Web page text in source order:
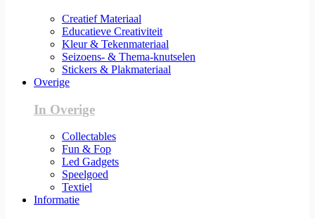
Creatief Materiaal
Educatieve Creativiteit
Kleur & Tekenmateriaal
Seizoens- & Thema-knutselen
Stickers & Plakmateriaal
Overige
In Overige
Collectables
Fun & Fop
Led Gadgets
Speelgoed
Textiel
Informatie